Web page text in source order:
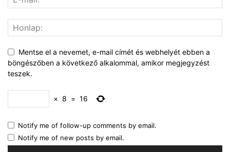
Mentse el a nevemet, e-mail címét és webhelyét ebben a
böngészőben a következő alkalommal, amikor megjegyzést
teszek.
× 8 = 16
Notify me of follow-up comments by email.
Notify me of new posts by email.